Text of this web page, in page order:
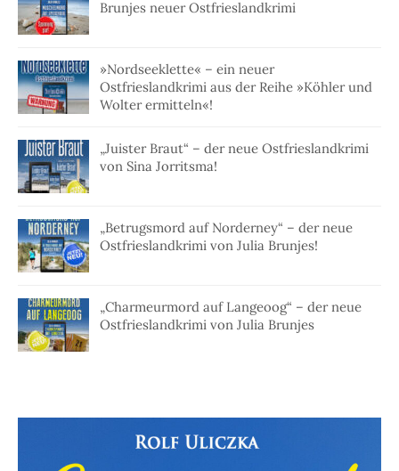
Brunjes neuer Ostfrieslandkrimi
»Nordseeklette« – ein neuer
Ostfrieslandkrimi aus der Reihe »Köhler und
Wolter ermitteln«!
„Juister Braut“ – der neue Ostfrieslandkrimi
von Sina Jorritsma!
„Betrugsmord auf Norderney“ – der neue
Ostfrieslandkrimi von Julia Brunjes!
„Charmeurmord auf Langeoog“ – der neue
Ostfrieslandkrimi von Julia Brunjes